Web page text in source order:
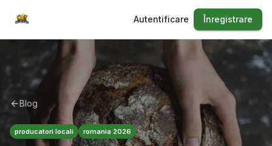
Autentificare Înregistrare
Blog
producatori locali romania 2026